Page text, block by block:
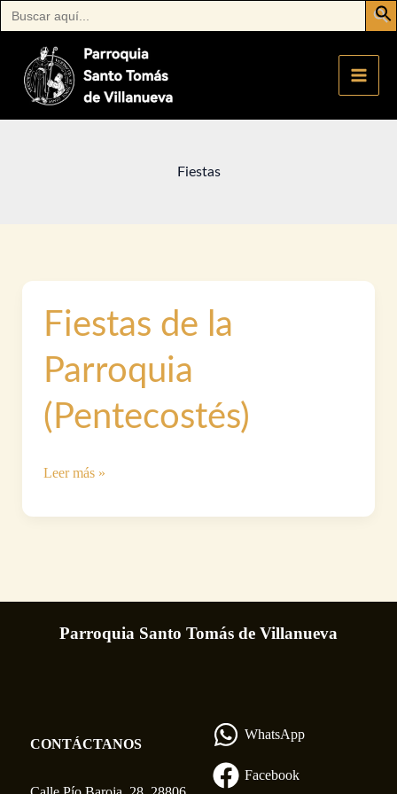
Buscar:
contenido
Fiestas
Fiestas de la
Parroquia
(Pentecostés)
Fiestas
la
Leer más »
Parroquia Santo Tomás de Villanueva
CONTÁCTANOS
WhatsApp
Facebook